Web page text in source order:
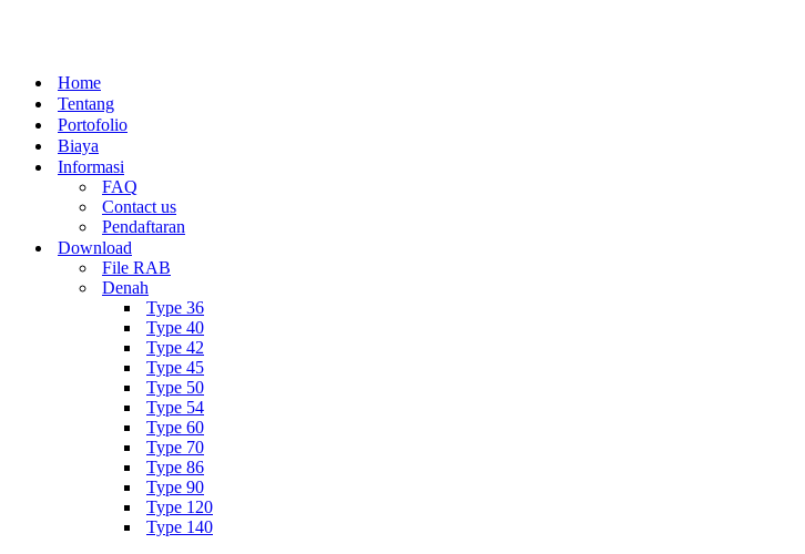
Home
Tentang
Portofolio
Biaya
Informasi
FAQ
Contact us
Pendaftaran
Download
File RAB
Denah
Type 36
Type 40
Type 42
Type 45
Type 50
Type 54
Type 60
Type 70
Type 86
Type 90
Type 120
Type 140